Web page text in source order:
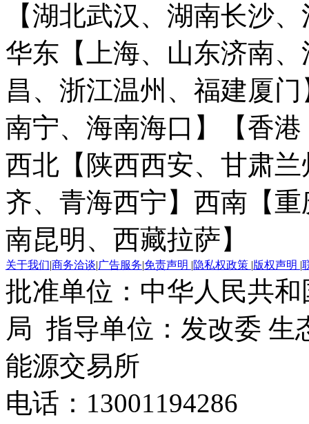
【湖北武汉、湖南长沙
华东【上海、山东济南
昌、浙江温州、福建厦门
南宁、海南海口】
【香
西北【陕西西安、甘肃
齐、青海西宁】 西南【
南昆明、西藏拉萨】
关于我们|商务洽谈|广告服务|免责声明 |隐私权政策 |版权声明 |
批准单位：中华人民共
局 指导单位：发改委 生
能源交易所
电话：13001194286